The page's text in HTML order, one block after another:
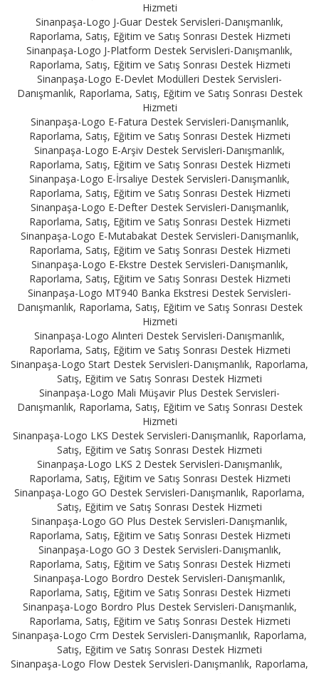
Hizmeti
Sinanpaşa-Logo J-Guar Destek Servisleri-Danışmanlık,
Raporlama, Satış, Eğitim ve Satış Sonrası Destek Hizmeti
Sinanpaşa-Logo J-Platform Destek Servisleri-Danışmanlık,
Raporlama, Satış, Eğitim ve Satış Sonrası Destek Hizmeti
Sinanpaşa-Logo E-Devlet Modülleri Destek Servisleri-
Danışmanlık, Raporlama, Satış, Eğitim ve Satış Sonrası Destek
Hizmeti
Sinanpaşa-Logo E-Fatura Destek Servisleri-Danışmanlık,
Raporlama, Satış, Eğitim ve Satış Sonrası Destek Hizmeti
Sinanpaşa-Logo E-Arşiv Destek Servisleri-Danışmanlık,
Raporlama, Satış, Eğitim ve Satış Sonrası Destek Hizmeti
Sinanpaşa-Logo E-İrsaliye Destek Servisleri-Danışmanlık,
Raporlama, Satış, Eğitim ve Satış Sonrası Destek Hizmeti
Sinanpaşa-Logo E-Defter Destek Servisleri-Danışmanlık,
Raporlama, Satış, Eğitim ve Satış Sonrası Destek Hizmeti
Sinanpaşa-Logo E-Mutabakat Destek Servisleri-Danışmanlık,
Raporlama, Satış, Eğitim ve Satış Sonrası Destek Hizmeti
Sinanpaşa-Logo E-Ekstre Destek Servisleri-Danışmanlık,
Raporlama, Satış, Eğitim ve Satış Sonrası Destek Hizmeti
Sinanpaşa-Logo MT940 Banka Ekstresi Destek Servisleri-
Danışmanlık, Raporlama, Satış, Eğitim ve Satış Sonrası Destek
Hizmeti
Sinanpaşa-Logo Alınteri Destek Servisleri-Danışmanlık,
Raporlama, Satış, Eğitim ve Satış Sonrası Destek Hizmeti
Sinanpaşa-Logo Start Destek Servisleri-Danışmanlık, Raporlama,
Satış, Eğitim ve Satış Sonrası Destek Hizmeti
Sinanpaşa-Logo Mali Müşavir Plus Destek Servisleri-
Danışmanlık, Raporlama, Satış, Eğitim ve Satış Sonrası Destek
Hizmeti
Sinanpaşa-Logo LKS Destek Servisleri-Danışmanlık, Raporlama,
Satış, Eğitim ve Satış Sonrası Destek Hizmeti
Sinanpaşa-Logo LKS 2 Destek Servisleri-Danışmanlık,
Raporlama, Satış, Eğitim ve Satış Sonrası Destek Hizmeti
Sinanpaşa-Logo GO Destek Servisleri-Danışmanlık, Raporlama,
Satış, Eğitim ve Satış Sonrası Destek Hizmeti
Sinanpaşa-Logo GO Plus Destek Servisleri-Danışmanlık,
Raporlama, Satış, Eğitim ve Satış Sonrası Destek Hizmeti
Sinanpaşa-Logo GO 3 Destek Servisleri-Danışmanlık,
Raporlama, Satış, Eğitim ve Satış Sonrası Destek Hizmeti
Sinanpaşa-Logo Bordro Destek Servisleri-Danışmanlık,
Raporlama, Satış, Eğitim ve Satış Sonrası Destek Hizmeti
Sinanpaşa-Logo Bordro Plus Destek Servisleri-Danışmanlık,
Raporlama, Satış, Eğitim ve Satış Sonrası Destek Hizmeti
Sinanpaşa-Logo Crm Destek Servisleri-Danışmanlık, Raporlama,
Satış, Eğitim ve Satış Sonrası Destek Hizmeti
Sinanpaşa-Logo Flow Destek Servisleri-Danışmanlık, Raporlama,